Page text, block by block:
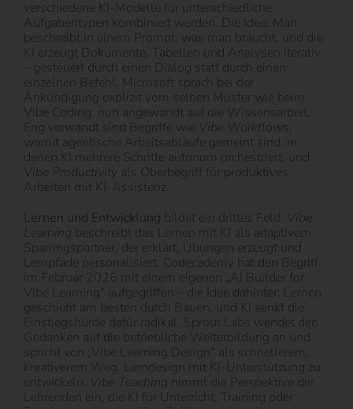
verschiedene KI-Modelle für unterschiedliche
Aufgabentypen kombiniert werden. Die Idee: Man
beschreibt in einem Prompt, was man braucht, und die
KI erzeugt Dokumente, Tabellen und Analysen iterativ
– gesteuert durch einen Dialog statt durch einen
einzelnen Befehl. Microsoft sprach bei der
Ankündigung explizit vom selben Muster wie beim
Vibe Coding, nun angewandt auf die Wissensarbeit.
Eng verwandt sind Begriffe wie Vibe Workflows ,
womit agentische Arbeitsabläufe gemeint sind, in
denen KI mehrere Schritte autonom orchestriert, und
Vibe Productivity als Oberbegriff für produktives
Arbeiten mit KI-Assistenz.
Lernen und Entwicklung bildet ein drittes Feld. Vibe
Learning beschreibt das Lernen mit KI als adaptivem
Sparringspartner, der erklärt, Übungen erzeugt und
Lernpfade personalisiert. Codecademy hat den Begriff
im Februar 2026 mit einem eigenen „AI Builder for
Vibe Learning“ aufgegriffen – die Idee dahinter: Lernen
geschieht am besten durch Bauen, und KI senkt die
Einstiegshürde dafür radikal. Sprout Labs wendet den
Gedanken auf die betriebliche Weiterbildung an und
spricht von „Vibe Learning Design“ als schnellerem,
kreativerem Weg, Lerndesign mit KI-Unterstützung zu
entwickeln. Vibe Teaching nimmt die Perspektive der
Lehrenden ein, die KI für Unterricht, Training oder